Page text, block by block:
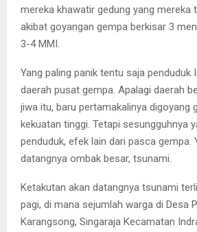
mereka khawatir gedung yang mereka
akibat goyangan gempa berkisar 3
3-4 MMI.
Yang paling panik tentu saja penduduk
daerah pusat gempa. Apalagi daerah
jiwa itu, baru pertamakalinya digoyang
kekuatan tinggi. Tetapi sesungguhnya
penduduk, efek lain dari pasca gempa.
datangnya ombak besar, tsunami.
Ketakutan akan datangnya tsunami
pagi, di mana sejumlah warga di Desa
Karangsong, Singaraja Kecamatan